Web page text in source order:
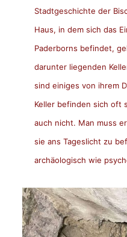
Stadtgeschichte der
Haus, in dem sich das
Paderborns befindet,
darunter liegenden
sind einiges von ihrem
Keller befinden sich oft
auch nicht. Man muss
sie ans Tageslicht zu
archäologisch wie